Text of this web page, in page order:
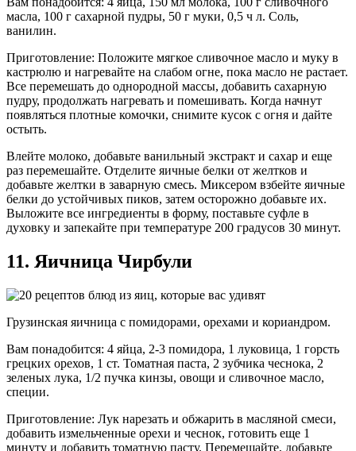
масла, 100 г сахарной пудры, 50 г муки, 0,5 ч л. Соль,
ванилин.
Приготовление: Положите мягкое сливочное масло и муку в
кастрюлю и нагревайте на слабом огне, пока масло не растает.
Все перемешать до однородной массы, добавить сахарную
пудру, продолжать нагревать и помешивать. Когда начнут
появляться плотные комочки, снимите кусок с огня и дайте
остыть.
Влейте молоко, добавьте ванильный экстракт и сахар и еще
раз перемешайте. Отделите яичные белки от желтков и
добавьте желтки в заварную смесь. Миксером взбейте яичные
белки до устойчивых пиков, затем осторожно добавьте их.
Выложите все ингредиенты в форму, поставьте суфле в
духовку и запекайте при температуре 200 градусов 30 минут.
11. Яичница Чирбули
Грузинская яичница с помидорами, орехами и кориандром.
Вам понадобится: 4 яйца, 2-3 помидора, 1 луковица, 1 горсть
грецких орехов, 1 ст. Томатная паста, 2 зубчика чеснока, 2
зеленых лука, 1/2 пучка кинзы, овощи и сливочное масло,
специи.
Приготовление: Лук нарезать и обжарить в масляной смеси,
добавить измельченные орехи и чеснок, готовить еще 1
минуту и ​​добавить томатную пасту. Перемешайте, добавьте